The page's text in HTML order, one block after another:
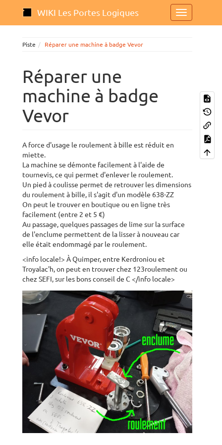
WIKI Les Portes Logiques
Piste Réparer une machine à badge Vevor
Réparer une
machine à badge
Vevor
A force d'usage le roulement à bille est réduit en
miette.
La machine se démonte facilement à l'aide de
tournevis, ce qui permet d'enlever le roulement.
Un pied à coulisse permet de retrouver les dimensions
du roulement à bille, il s'agit d'un modèle 638-ZZ
On peut le trouver en boutique ou en ligne très
facilement (entre 2 et 5 €)
Au passage, quelques passages de lime sur la surface
de l'enclume permettent de la lisser à nouveau car
elle était endommagé par le roulement.
<info locale!> À Quimper, entre Kerdroniou et
Troyalac'h, on peut en trouver chez 123roulement ou
chez SEFI, sur les bons conseil de C </info locale>